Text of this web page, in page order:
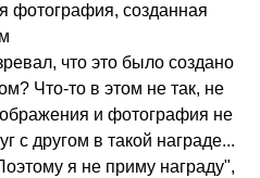
фотография, созданная
что это было создано
Что-то в этом не так, не
и фотография не
с другом в такой награде...
я не приму награду",